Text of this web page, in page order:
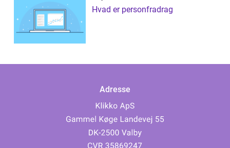
Hvad er personfradrag
Adresse